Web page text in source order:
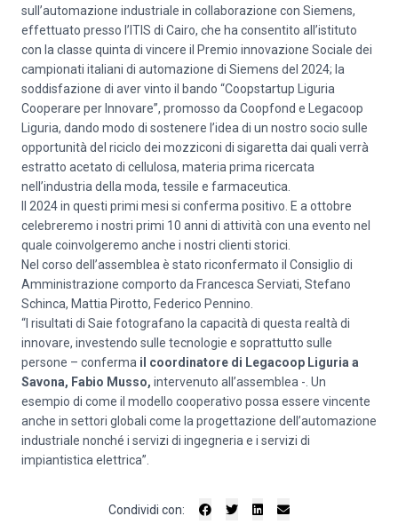
sull’automazione industriale in collaborazione con Siemens,
effettuato presso l’ITIS di Cairo, che ha consentito all’istituto
con la classe quinta di vincere il Premio innovazione Sociale dei
campionati italiani di automazione di Siemens del 2024; la
soddisfazione di aver vinto il bando “Coopstartup Liguria
Cooperare per Innovare”, promosso da Coopfond e Legacoop
Liguria, dando modo di sostenere l’idea di un nostro socio sulle
opportunità del riciclo dei mozziconi di sigaretta dai quali verrà
estratto acetato di cellulosa, materia prima ricercata
nell’industria della moda, tessile e farmaceutica.
Il 2024 in questi primi mesi si conferma positivo. E a ottobre
celebreremo i nostri primi 10 anni di attività con una evento nel
quale coinvolgeremo anche i nostri clienti storici.
Nel corso dell’assemblea è stato riconfermato il Consiglio di
Amministrazione comporto da Francesca Serviati, Stefano
Schinca, Mattia Pirotto, Federico Pennino.
“I risultati di Saie fotografano la capacità di questa realtà di
innovare, investendo sulle tecnologie e soprattutto sulle
persone – conferma il coordinatore di Legacoop Liguria a
Savona, Fabio Musso, intervenuto all’assemblea -. Un
esempio di come il modello cooperativo possa essere vincente
anche in settori globali come la progettazione dell’automazione
industriale nonché i servizi di ingegneria e i servizi di
impiantistica elettrica”.
Condividi con: